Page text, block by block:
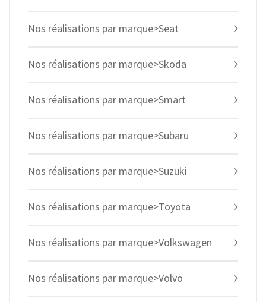
Nos réalisations par marque>Seat
Nos réalisations par marque>Skoda
Nos réalisations par marque>Smart
Nos réalisations par marque>Subaru
Nos réalisations par marque>Suzuki
Nos réalisations par marque>Toyota
Nos réalisations par marque>Volkswagen
Nos réalisations par marque>Volvo